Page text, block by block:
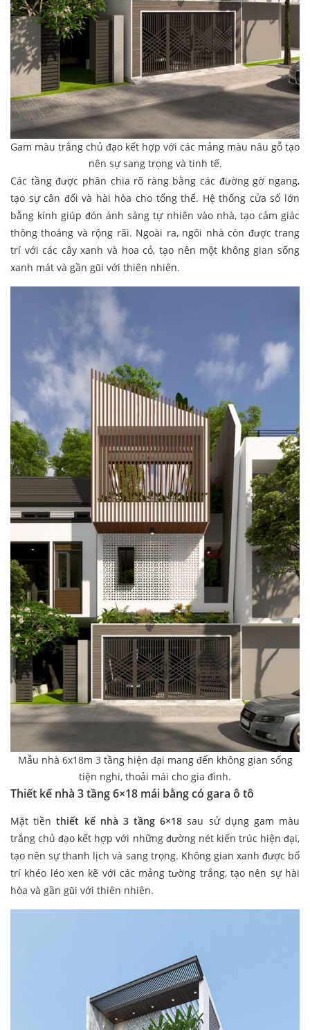
Gam màu trắng chủ đạo kết hợp với các mảng màu nâu gỗ tạo
nên sự sang trọng và tinh tế.
Các tầng được phân chia rõ ràng bằng các đường gờ ngang,
tạo sự cân đối và hài hòa cho tổng thể. Hệ thống cửa sổ lớn
bằng kính giúp đón ánh sáng tự nhiên vào nhà, tạo cảm giác
thông thoáng và rộng rãi. Ngoài ra, ngôi nhà còn được trang
trí với các cây xanh và hoa cỏ, tạo nên một không gian sống
xanh mát và gần gũi với thiên nhiên.
Mẫu nhà 6x18m 3 tầng hiện đại mang đến không gian sống
tiện nghi, thoải mái cho gia đình.
Thiết kế nhà 3 tầng 6×18 mái bằng có gara ô tô
Mặt tiềnthiết kế nhà 3 tầng 6×18sau sử dụng gam màu
trắng chủ đạo kết hợp với những đường nét kiến trúc hiện đại,
tạo nên sự thanh lịch và sang trọng. Không gian xanh được bố
trí khéo léo xen kẽ với các mảng tường trắng, tạo nên sự hài
hòa và gần gũi với thiên nhiên.